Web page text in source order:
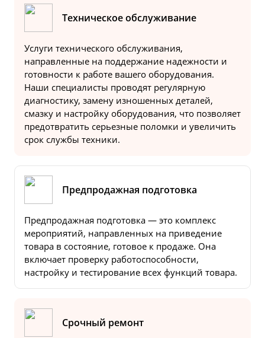
Техническое обслуживание
Услуги технического обслуживания,
направленные на поддержание надежности и
готовности к работе вашего оборудования.
Наши специалисты проводят регулярную
диагностику, замену изношенных деталей,
смазку и настройку оборудования, что позволяет
предотвратить серьезные поломки и увеличить
срок службы техники.
Предпродажная подготовка
Предпродажная подготовка — это комплекс
мероприятий, направленных на приведение
товара в состояние, готовое к продаже. Она
включает проверку работоспособности,
настройку и тестирование всех функций товара.
Срочный ремонт